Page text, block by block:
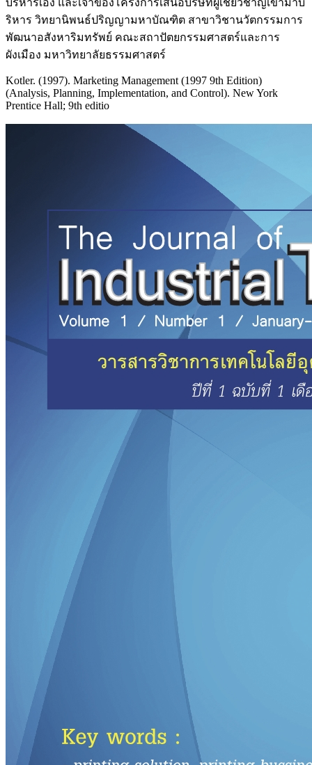
บริหารเอง และเจ้าของโครงการเสนอบริษัทผู้เชี่ยวชาญเข้ามาบ
ริหาร วิทยานิพนธ์ปริญญามหาบัณฑิต สาขาวิชานวัตกรรมการ
พัฒนาอสังหาริมทรัพย์ คณะสถาปัตยกรรมศาสตร์และการ
ผังเมือง มหาวิทยาลัยธรรมศาสตร์
Kotler. (1997). Marketing Management (1997 9th Edition)
(Analysis, Planning, Implementation, and Control). New York
Prentice Hall; 9th editio